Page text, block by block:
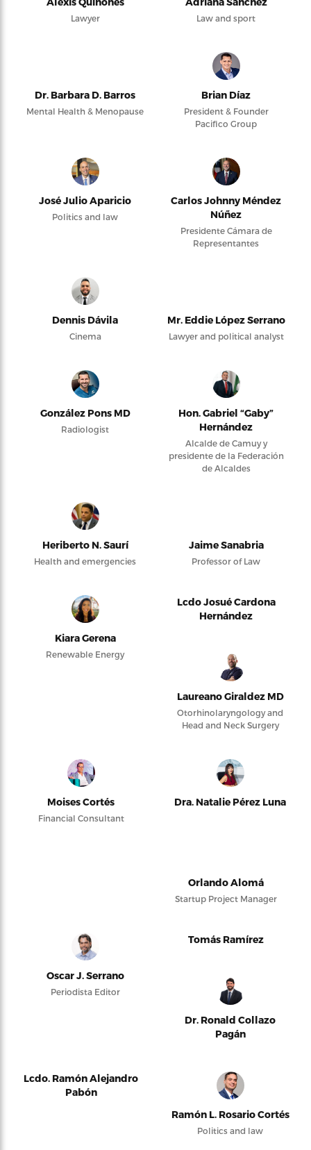
Lawyer Law and sport
Dr. Barbara D. Barros
Mental Health & Menopause
Brian Díaz
President & Founder
Pacifico Group
José Julio Aparicio
Politics and law
Carlos Johnny Méndez
Núñez
Presidente Cámara de
Representantes
Dennis Dávila
Cinema
Mr. Eddie López Serrano
Lawyer and political analyst
González Pons MD
Radiologist
Hon. Gabriel “Gaby”
Hernández
Alcalde de Camuy y
presidente de la Federación
de Alcaldes
Heriberto N. Saurí
Health and emergencies
Jaime Sanabria
Professor of Law
Kiara Gerena
Renewable Energy
Lcdo Josué Cardona
Hernández
Laureano Giraldez MD
Otorhinolaryngology and
Head and Neck Surgery
Moises Cortés
Financial Consultant
Dra. Natalie Pérez Luna
Orlando Alomá
Startup Project Manager
Oscar J. Serrano
Periodista Editor
Tomás Ramírez
Dr. Ronald Collazo
Pagán
Lcdo. Ramón Alejandro
Pabón
Ramón L. Rosario Cortés
Politics and law